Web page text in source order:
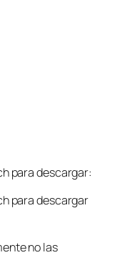
para descargar:
para descargar
no las